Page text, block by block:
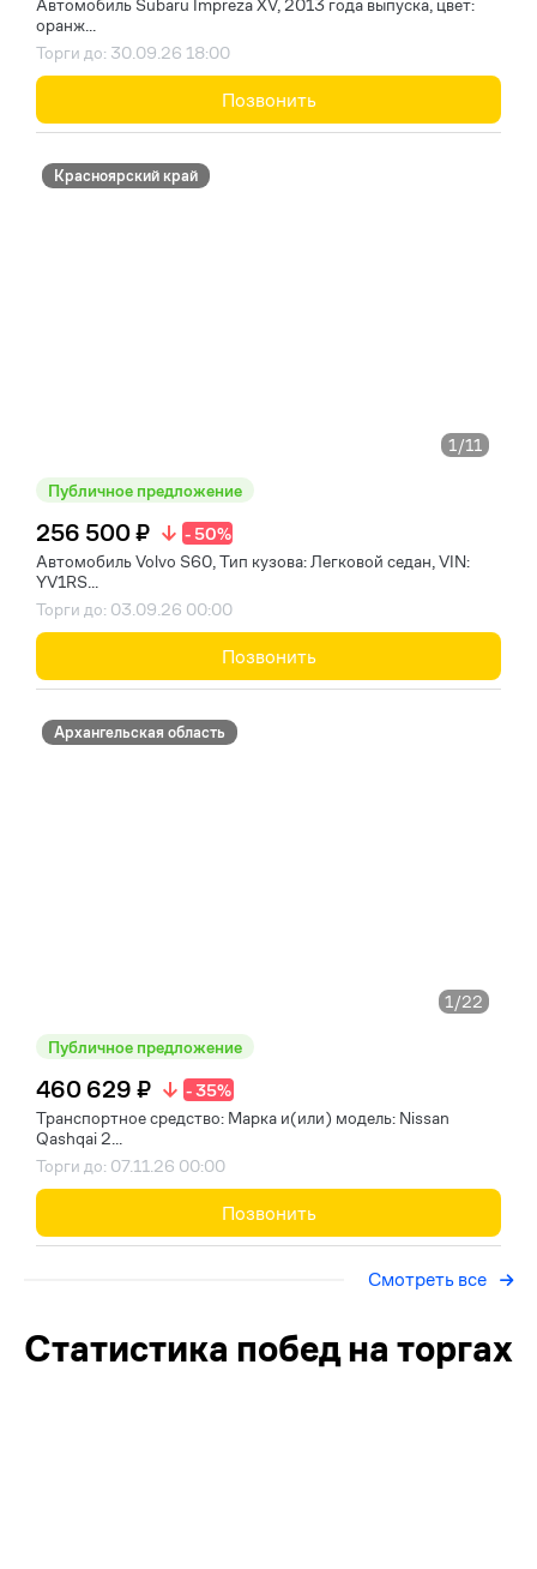
Автомобиль Subaru Impreza XV, 2013 года выпуска, цвет:
оранж...
Торги до: 30.09.26 18:00
Позвонить
Красноярский край
1/11
Публичное предложение
256 500 ₽
- 50%
Автомобиль Volvo S60, Тип кузова: Легковой седан, VIN:
YV1RS...
Торги до: 03.09.26 00:00
Позвонить
Архангельская область
1/22
Публичное предложение
460 629 ₽
- 35%
Транспортное средство: Марка и(или) модель: Nissan
Qashqai 2...
Торги до: 07.11.26 00:00
Позвонить
Смотреть все
Статистика побед на торгах